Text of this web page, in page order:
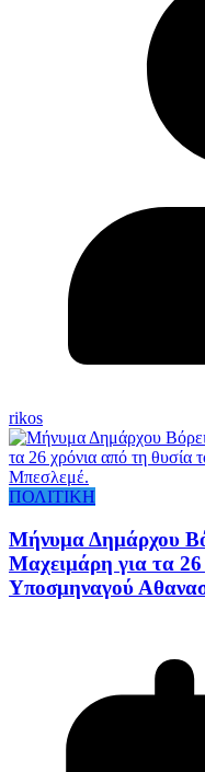
rikos
ΠΟΛΙΤΙΚΗ
Μήνυμα Δημάρχου
Μαχειμάρη για τα 26
Υποσμηναγού